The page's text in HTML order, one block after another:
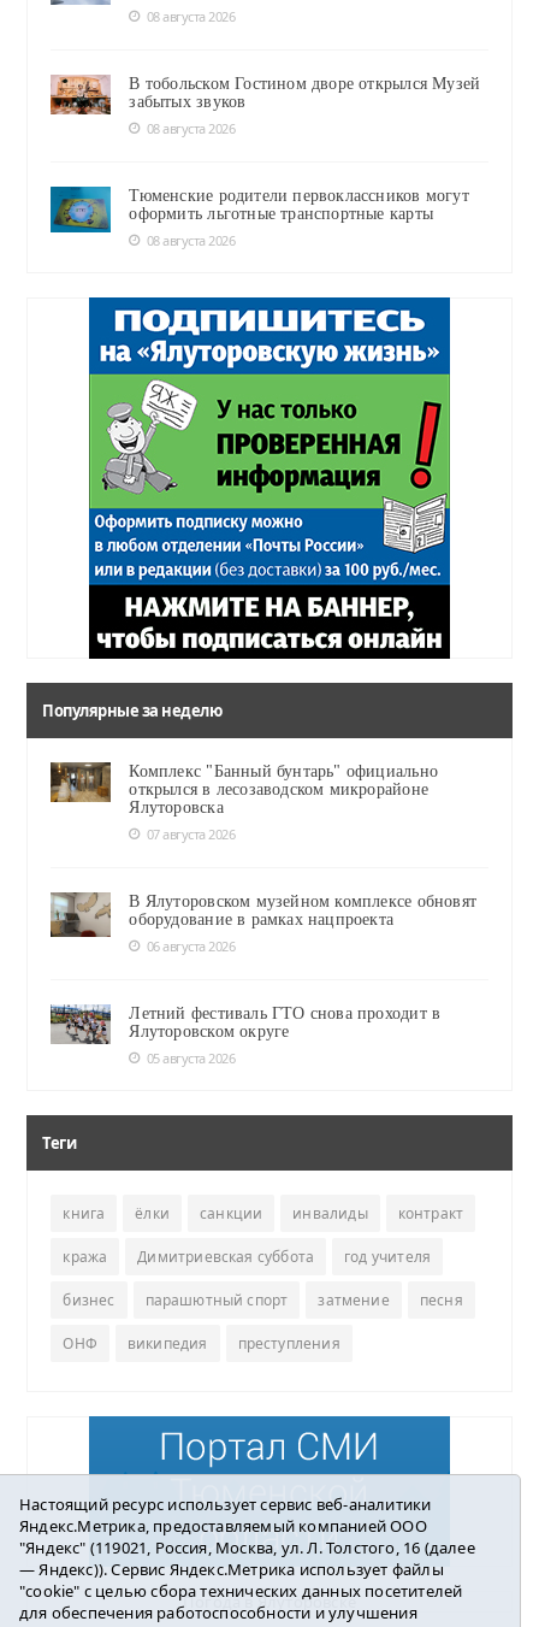
08 августа 2026
В тобольском Гостином дворе открылся Музей
забытых звуков
08 августа 2026
Тюменские родители первоклассников могут
оформить льготные транспортные карты
08 августа 2026
Популярные за неделю
Комплекс "Банный бунтарь" официально
открылся в лесозаводском микрорайоне
Ялуторовска
07 августа 2026
В Ялуторовском музейном комплексе обновят
оборудование в рамках нацпроекта
06 августа 2026
Летний фестиваль ГТО снова проходит в
Ялуторовском округе
05 августа 2026
Теги
книга ёлки санкции инвалиды контракт
кража Димитриевская суббота год учителя
бизнес парашютный спорт затмение песня
ОНФ википедия преступления
Погода в Ялуторовске
Настоящий ресурс использует сервис веб-аналитики
Яндекс.Метрика, предоставляемый компанией ООО
"Яндекс" (119021, Россия, Москва, ул. Л. Толстого, 16 (далее
— Яндекс)). Сервис Яндекс.Метрика использует файлы
"cookie" с целью сбора технических данных посетителей
для обеспечения работоспособности и улучшения